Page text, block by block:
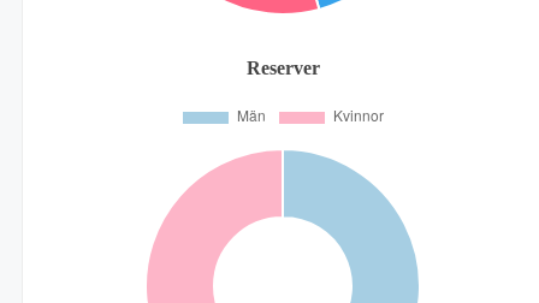
Reserver